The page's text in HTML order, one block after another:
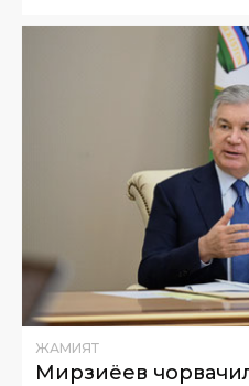
ЖАМИЯТ
Мирзиёев